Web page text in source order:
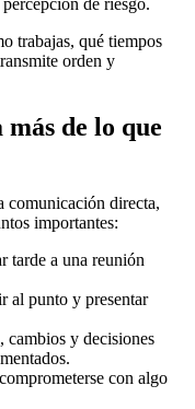
de riesgo.
trabajas, qué tiempos
orden y
de lo que
comunicación directa,
importantes:
tarde a una reunión
al punto y presentar
cambios y decisiones
con algo